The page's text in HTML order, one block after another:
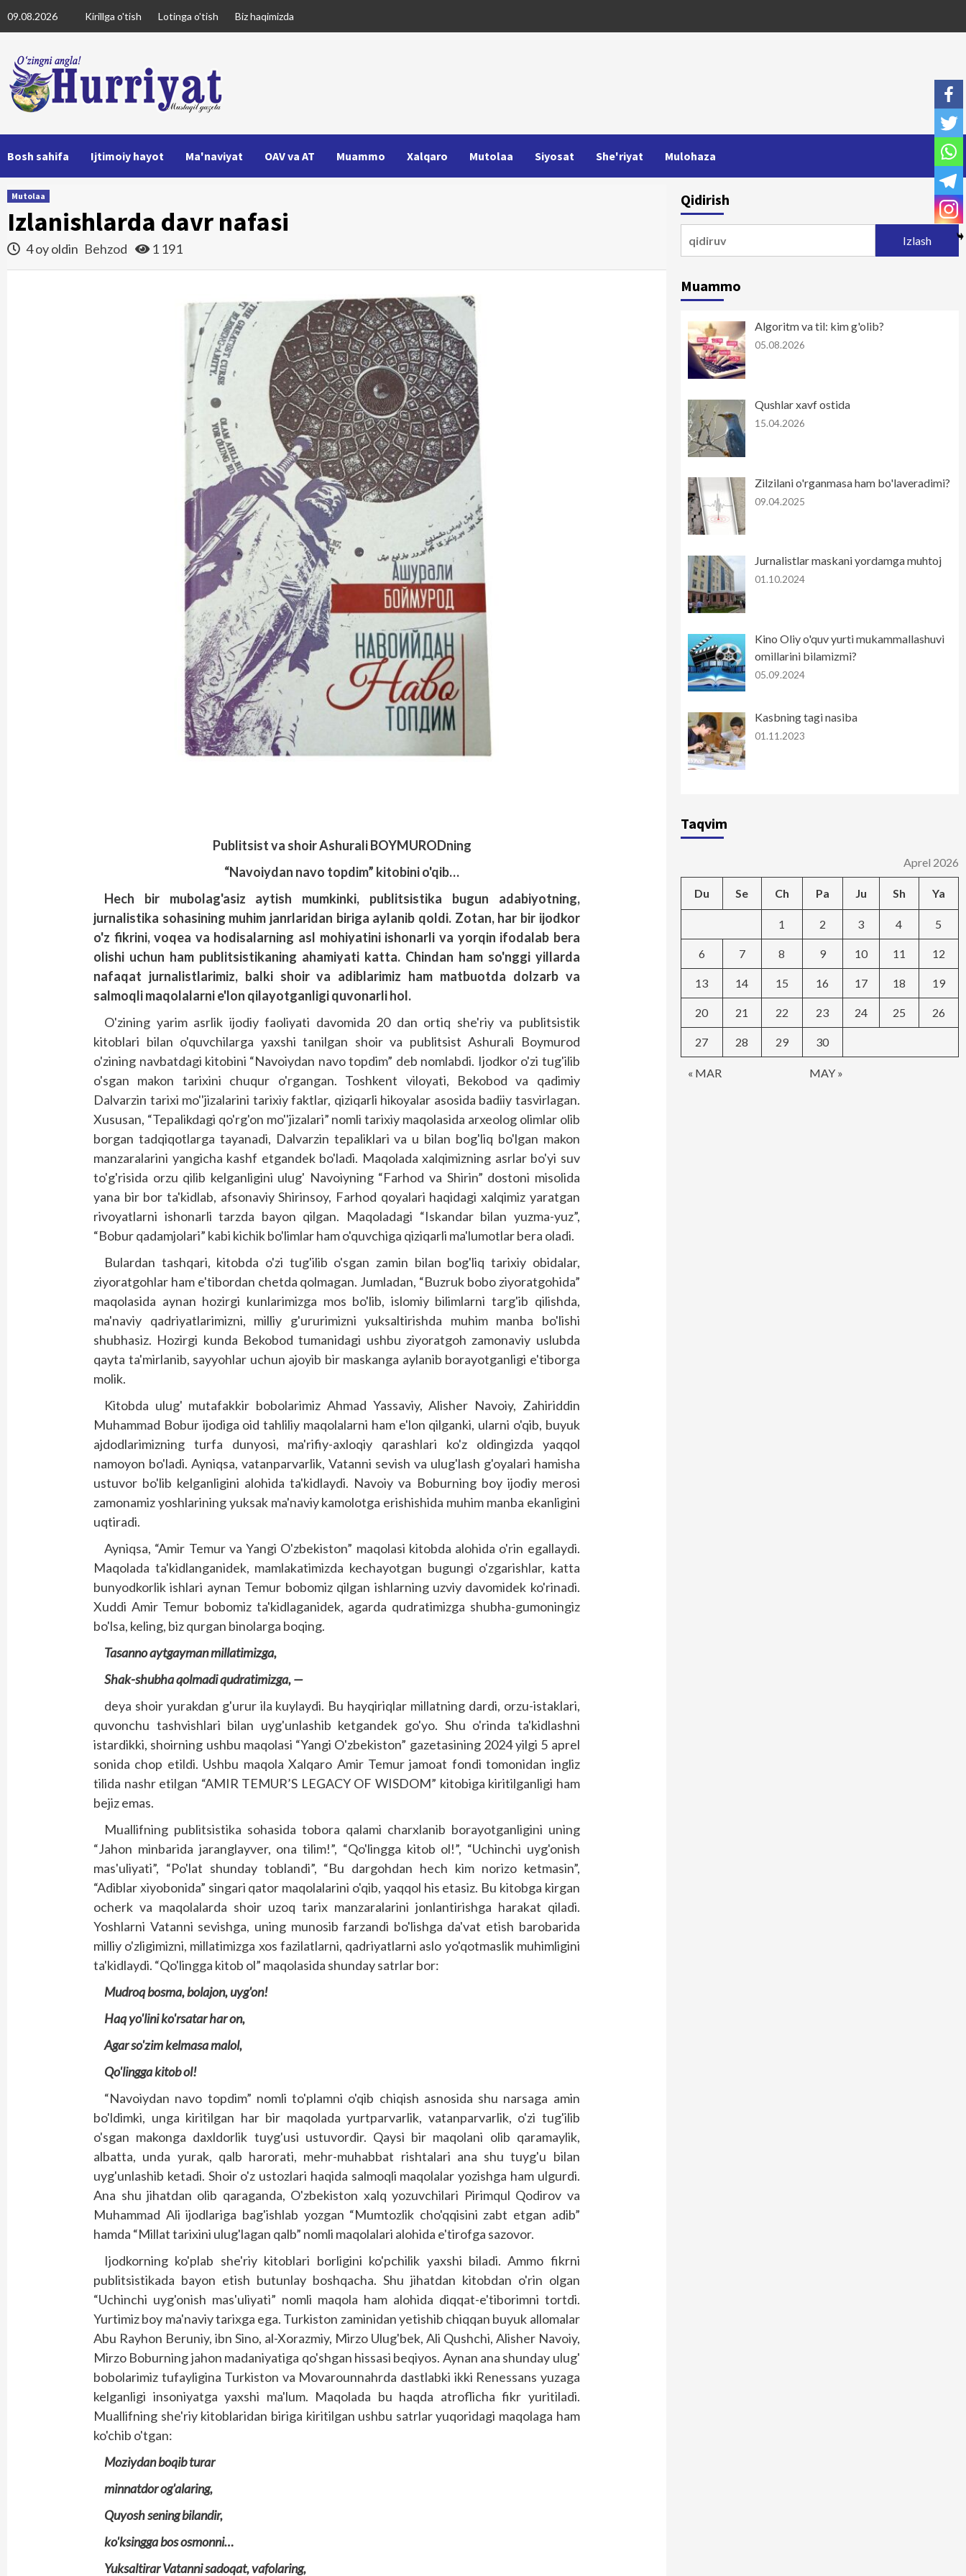
to
09.08.2026 Kirillga o'tish Lotinga o'tish Biz haqimizda
Bosh sahifa Ijtimoiy hayot Ma'naviyat OAV va AT Muammo Xalqaro Mutolaa Siyosat She'riyat Mulohaza
Mutolaa
Izlanishlarda davr nafasi
4 oy oldin Behzod 1 191
Publitsist va shoir Ashurali BOYMURODning
“Navoiydan navo topdim” kitobini o'qib…
Hech bir mubolag'asiz aytish mumkinki, publitsistika bugun adabiyotning,
jurnalistika sohasining muhim janrlaridan biriga aylanib qoldi. Zotan, har bir ijodkor
o'z fikrini, voqea va hodisalarning asl mohiyatini ishonarli va yorqin ifodalab bera
olishi uchun ham publitsistikaning ahamiyati katta. Chindan ham so'nggi yillarda
nafaqat jurnalistlarimiz, balki shoir va adiblarimiz ham matbuotda dolzarb va
salmoqli maqolalarni e'lon qilayotganligi quvonarli hol.
O'zining yarim asrlik ijodiy faoliyati davomida 20 dan ortiq she'riy va publitsistik
kitoblari bilan o'quvchilarga yaxshi tanilgan shoir va publitsist Ashurali Boymurod
o'zining navbatdagi kitobini “Navoiydan navo topdim” deb nomlabdi. Ijodkor o'zi tug'ilib
o'sgan makon tarixini chuqur o'rgangan. Toshkent viloyati, Bekobod va qadimiy
Dalvarzin tarixi mo''jizalarini tarixiy faktlar, qiziqarli hikoyalar asosida badiiy tasvirlagan.
Xususan, “Tepalikdagi qo'rg'on mo''jizalari” nomli tarixiy maqolasida arxeolog olimlar olib
borgan tadqiqotlarga tayanadi, Dalvarzin tepaliklari va u bilan bog'liq bo'lgan makon
manzaralarini yangicha kashf etgandek bo'ladi. Maqolada xalqimizning asrlar bo'yi suv
to'g'risida orzu qilib kelganligini ulug' Navoiyning “Farhod va Shirin” dostoni misolida
yana bir bor ta'kidlab, afsonaviy Shirinsoy, Farhod qoyalari haqidagi xalqimiz yaratgan
rivoyatlarni ishonarli tarzda bayon qilgan. Maqoladagi “Iskandar bilan yuzma-yuz”,
“Bobur qadamjolari” kabi kichik bo'limlar ham o'quvchiga qiziqarli ma'lumotlar bera oladi.
Bulardan tashqari, kitobda o'zi tug'ilib o'sgan zamin bilan bog'liq tarixiy obidalar,
ziyoratgohlar ham e'tibordan chetda qolmagan. Jumladan, “Buzruk bobo ziyoratgohida”
maqolasida aynan hozirgi kunlarimizga mos bo'lib, islomiy bilimlarni targ'ib qilishda,
ma'naviy qadriyatlarimizni, milliy g'ururimizni yuksaltirishda muhim manba bo'lishi
shubhasiz. Hozirgi kunda Bekobod tumanidagi ushbu ziyoratgoh zamonaviy uslubda
qayta ta'mirlanib, sayyohlar uchun ajoyib bir maskanga aylanib borayotganligi e'tiborga
molik.
Kitobda ulug' mutafakkir bobolarimiz Ahmad Yassaviy, Alisher Navoiy, Zahiriddin
Muhammad Bobur ijodiga oid tahliliy maqolalarni ham e'lon qilganki, ularni o'qib, buyuk
ajdodlarimizning turfa dunyosi, ma'rifiy-axloqiy qarashlari ko'z oldingizda yaqqol
namoyon bo'ladi. Ayniqsa, vatanparvarlik, Vatanni sevish va ulug'lash g'oyalari hamisha
ustuvor bo'lib kelganligini alohida ta'kidlaydi. Navoiy va Boburning boy ijodiy merosi
zamonamiz yoshlarining yuksak ma'naviy kamolotga erishishida muhim manba ekanligini
uqtiradi.
Ayniqsa, “Amir Temur va Yangi O'zbekiston” maqolasi kitobda alohida o'rin egallaydi.
Maqolada ta'kidlanganidek, mamlakatimizda kechayotgan bugungi o'zgarishlar, katta
bunyodkorlik ishlari aynan Temur bobomiz qilgan ishlarning uzviy davomidek ko'rinadi.
Xuddi Amir Temur bobomiz ta'kidlaganidek, agarda qudratimizga shubha-gumoningiz
bo'lsa, keling, biz qurgan binolarga boqing.
Tasanno aytgayman millatimizga,
Shak-shubha qolmadi qudratimizga, —
deya shoir yurakdan g'urur ila kuylaydi. Bu hayqiriqlar millatning dardi, orzu-istaklari,
quvonchu tashvishlari bilan uyg'unlashib ketgandek go'yo. Shu o'rinda ta'kidlashni
istardikki, shoirning ushbu maqolasi “Yangi O'zbekiston” gazetasining 2024 yilgi 5 aprel
sonida chop etildi. Ushbu maqola Xalqaro Amir Temur jamoat fondi tomonidan ingliz
tilida nashr etilgan “AMIR TEMUR’S LEGACY OF WISDOM” kitobiga kiritilganligi ham
bejiz emas.
Muallifning publitsistika sohasida tobora qalami charxlanib borayotganligini uning
“Jahon minbarida jaranglayver, ona tilim!”, “Qo'lingga kitob ol!”, “Uchinchi uyg'onish
mas'uliyati”, “Po'lat shunday toblandi”, “Bu dargohdan hech kim norizo ketmasin”,
“Adiblar xiyobonida” singari qator maqolalarini o'qib, yaqqol his etasiz. Bu kitobga kirgan
ocherk va maqolalarda shoir uzoq tarix manzaralarini jonlantirishga harakat qiladi.
Yoshlarni Vatanni sevishga, uning munosib farzandi bo'lishga da'vat etish barobarida
milliy o'zligimizni, millatimizga xos fazilatlarni, qadriyatlarni aslo yo'qotmaslik muhimligini
ta'kidlaydi. “Qo'lingga kitob ol” maqolasida shunday satrlar bor:
Mudroq bosma, bolajon, uyg'on!
Haq yo'lini ko'rsatar har on,
Agar so'zim kelmasa malol,
Qo'lingga kitob ol!
“Navoiydan navo topdim” nomli to'plamni o'qib chiqish asnosida shu narsaga amin
bo'ldimki, unga kiritilgan har bir maqolada yurtparvarlik, vatanparvarlik, o'zi tug'ilib
o'sgan makonga daxldorlik tuyg'usi ustuvordir. Qaysi bir maqolani olib qaramaylik,
albatta, unda yurak, qalb harorati, mehr-muhabbat rishtalari ana shu tuyg'u bilan
uyg'unlashib ketadi. Shoir o'z ustozlari haqida salmoqli maqolalar yozishga ham ulgurdi.
Ana shu jihatdan olib qaraganda, O'zbekiston xalq yozuvchilari Pirimqul Qodirov va
Muhammad Ali ijodlariga bag'ishlab yozgan “Mumtozlik cho'qqisini zabt etgan adib”
hamda “Millat tarixini ulug'lagan qalb” nomli maqolalari alohida e'tirofga sazovor.
Ijodkorning ko'plab she'riy kitoblari borligini ko'pchilik yaxshi biladi. Ammo fikrni
publitsistikada bayon etish butunlay boshqacha. Shu jihatdan kitobdan o'rin olgan
“Uchinchi uyg'onish mas'uliyati” nomli maqola ham alohida diqqat-e'tiborimni tortdi.
Yurtimiz boy ma'naviy tarixga ega. Turkiston zaminidan yetishib chiqqan buyuk allomalar
Abu Rayhon Beruniy, ibn Sino, al-Xorazmiy, Mirzo Ulug'bek, Ali Qushchi, Alisher Navoiy,
Mirzo Boburning jahon madaniyatiga qo'shgan hissasi beqiyos. Aynan ana shunday ulug'
bobolarimiz tufayligina Turkiston va Movarounnahrda dastlabki ikki Renessans yuzaga
kelganligi insoniyatga yaxshi ma'lum. Maqolada bu haqda atroflicha fikr yuritiladi.
Muallifning she'riy kitoblaridan biriga kiritilgan ushbu satrlar yuqoridagi maqolaga ham
ko'chib o'tgan:
Moziydan boqib turar
minnatdor og'alaring,
Quyosh sening bilandir,
ko'ksingga bos osmonni…
Yuksaltirar Vatanni sadoqat, vafolaring,
Qidirish
Muammo
Algoritm va til: kim g'olib?
05.08.2026
Qushlar xavf ostida
15.04.2026
Zilzilani o'rganmasa ham bo'laveradimi?
09.04.2025
Jurnalistlar maskani yordamga muhtoj
01.10.2024
Kino Oliy o'quv yurti mukammallashuvi
omillarini bilamizmi?
05.09.2024
Kasbning tagi nasiba
01.11.2023
Taqvim
Aprel 2026
Du Se Ch Pa Ju Sh Ya
« MAR MAY »
1 2 3 4 5
6 7 8 9 10 11 12
13 14 15 16 17 18 19
20 21 22 23 24 25 26
27 28 29 30